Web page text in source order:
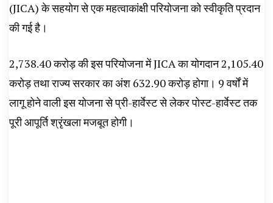
(JICA) के सहयोग से एक महत्वाकांक्षी परियोजना को स्वीकृति प्रदान
की गई है।
₹2,738.40 करोड़ की इस परियोजना में JICA का योगदान ₹2,105.40
करोड़ तथा राज्य सरकार का अंश ₹632.90 करोड़ होगा। 9 वर्षों में
लागू होने वाली इस योजना से प्री-हार्वेस्ट से लेकर पोस्ट-हार्वेस्ट तक
पूरी आपूर्ति श्रृंखला मजबूत होगी।